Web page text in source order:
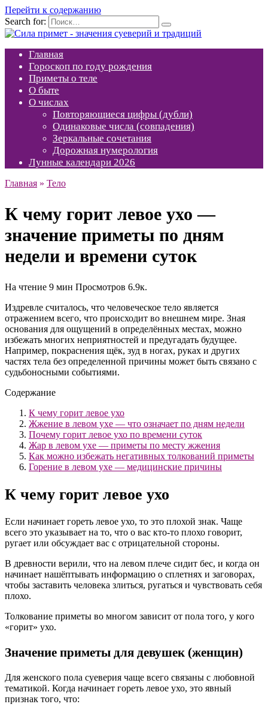
Перейти к содержанию
Search for:
Главная
Гороскоп по году рождения
Приметы о теле
О быте
О числах
Повторяющиеся цифры (дубли)
Одинаковые числа (совпадения)
Зеркальные сочетания
Дорожная нумерология
Лунные календари 2026
Главная » Тело
К чему горит левое ухо —
значение приметы по дням
недели и времени суток
На чтение 9 мин Просмотров 6.9к.
Издревле считалось, что человеческое тело является
отражением всего, что происходит во внешнем мире. Зная
основания для ощущений в определённых местах, можно
избежать многих неприятностей и предугадать будущее.
Например, покраснения щёк, зуд в ногах, руках и других
частях тела без определенной причины может быть связано с
судьбоносными событиями.
Содержание
К чему горит левое ухо
Жжение в левом ухе — что означает по дням недели
Почему горит левое ухо по времени суток
Жар в левом ухе — приметы по месту жжения
Как можно избежать негативных толкований приметы
Горение в левом ухе — медицинские причины
К чему горит левое ухо
Если начинает гореть левое ухо, то это плохой знак. Чаще
всего это указывает на то, что о вас кто-то плохо говорит,
ругает или обсуждает вас с отрицательной стороны.
В древности верили, что на левом плече сидит бес, и когда он
начинает нашёптывать информацию о сплетнях и заговорах,
чтобы заставить человека злиться, ругаться и чувствовать себя
плохо.
Толкование приметы во многом зависит от пола того, у кого
«горит» ухо.
Значение приметы для девушек (женщин)
Для женского пола суеверия чаще всего связаны с любовной
тематикой. Когда начинает гореть левое ухо, это явный
признак того, что: